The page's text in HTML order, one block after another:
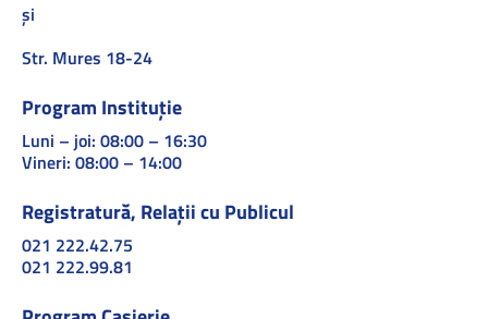
și
Str. Mures 18-24
Program Instituție
Luni – joi: 08:00 – 16:30
Vineri: 08:00 – 14:00
Registratură, Relații cu Publicul
021 222.42.75
021 222.99.81